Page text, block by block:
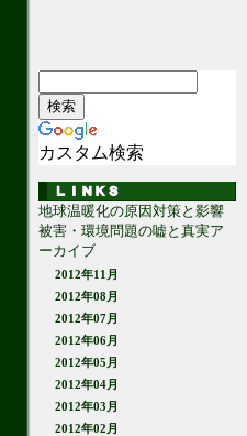
カスタム検索
地球温暖化の原因対策と影響
被害・環境問題の嘘と真実ア
ーカイブ
2012年11月
2012年08月
2012年07月
2012年06月
2012年05月
2012年04月
2012年03月
2012年02月